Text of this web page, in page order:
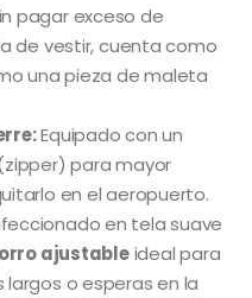
pagar exceso de
de vestir, cuenta como
una pieza de maleta
Equipado con un
para mayor
en el aeropuerto.
en tela suave
ajustableideal para
o esperas en la